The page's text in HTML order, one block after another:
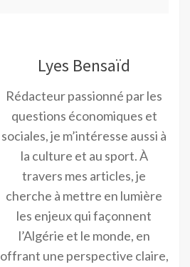
Lyes Bensaïd
Rédacteur passionné par les
questions économiques et
sociales, je m’intéresse aussi à
la culture et au sport. À
travers mes articles, je
cherche à mettre en lumière
les enjeux qui façonnent
l’Algérie et le monde, en
offrant une perspective claire,